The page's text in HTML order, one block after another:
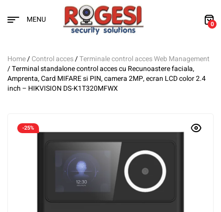
MENU 0
Home/Control acces/Terminale control acces Web Management
/ Terminal standalone control acces cu Recunoastere faciala,
Amprenta, Card MIFARE si PIN, camera 2MP, ecran LCD color 2.4
inch – HIKVISION DS-K1T320MFWX
-25%